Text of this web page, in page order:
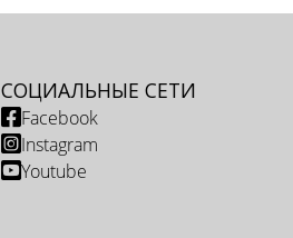
СОЦИАЛЬНЫЕ СЕТИ
Facebook
Instagram
Youtube